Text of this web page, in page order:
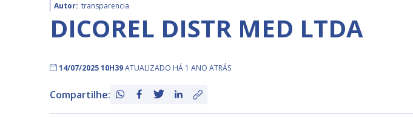
Autor: transparencia
DICOREL DISTR MED LTDA
14/07/2025 10H39ATUALIZADO HÁ 1 ANO ATRÁS
Compartilhe: